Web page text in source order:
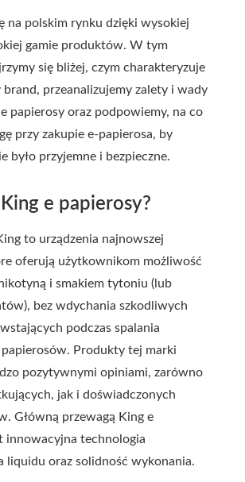
na polskim rynku dzięki wysokiej
gamie produktów. W tym
się bliżej, czym charakteryzuje
brand, przeanalizujemy zalety i wady
papierosy oraz podpowiemy, na co
przy zakupie e-papierosa, by
było przyjemne i bezpieczne.
e papierosy?
to urządzenia najnowszej
oferują użytkownikom możliwość
i smakiem tytoniu (lub
bez wdychania szkodliwych
podczas spalania
Produkty tej marki
pozytywnymi opiniami, zarówno
jak i doświadczonych
Główną przewagą King e
innowacyjna technologia
liquidu oraz solidność wykonania.